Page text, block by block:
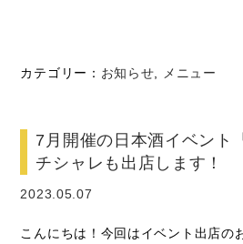
カテゴリー： お知らせ メニュー
7月開催の日本酒イベント
チシャレも出店します！
2023.05.07
こんにちは！今回はイベント出店の